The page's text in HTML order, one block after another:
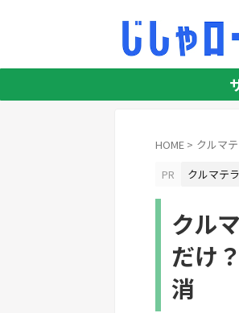
HOME > クルマ
PR
クルマテ
クル
だけ
消